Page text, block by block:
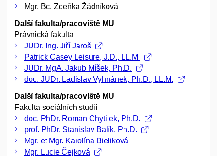
Mgr. Bc. Zdeňka Žádníková
Další fakulta/pracoviště MU
Právnická fakulta
JUDr. Ing. Jiří Jaroš
Patrick Casey Leisure, J.D., LL.M.
JUDr. MgA. Jakub Míšek, Ph.D.
doc. JUDr. Ladislav Vyhnánek, Ph.D., LL.M.
Další fakulta/pracoviště MU
Fakulta sociálních studií
doc. PhDr. Roman Chytilek, Ph.D.
prof. PhDr. Stanislav Balík, Ph.D.
Mgr. et Mgr. Karolína Bieliková
Mgr. Lucie Čejková